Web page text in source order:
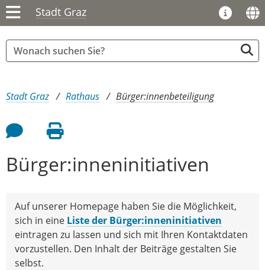
Stadt Graz
Sie sind hier:
Stadt Graz Rathaus Bürger:innenbeteiligung
Feedback an Autor
Seite drucken
Bürger:inneninitiativen
Auf unserer Homepage haben Sie die Möglichkeit,
sich in eine Liste der Bürger:inneninitiativen
eintragen zu lassen und sich mit Ihren Kontaktdaten
vorzustellen. Den Inhalt der Beiträge gestalten Sie
selbst.